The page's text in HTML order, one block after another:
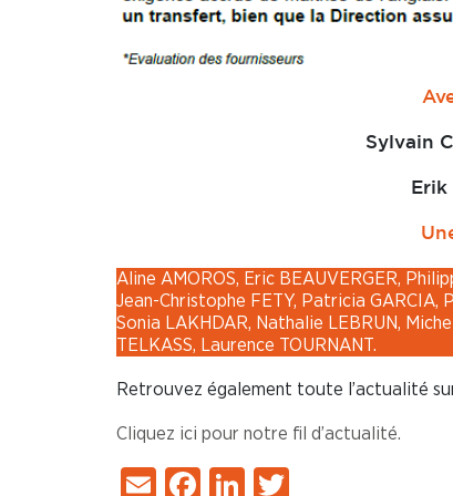
Sylvain
Erik
Une équipe
Aline AMOROS, Eric BEAUVERGER,
Jean-Christophe FETY, Patricia GARCIA,
Sonia LAKHDAR, Nathalie LEBRUN,
TELKASS, Laurence TOURNANT.
Retrouvez également toute l’actualité
Cliquez ici pour notre fil d’actualité.
EmailFacebook
LinkedIn